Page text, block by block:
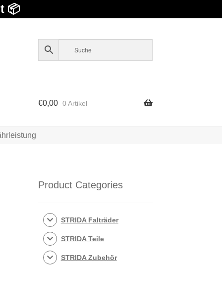
📦
€0,00 0 Artikel
Product Categories
STRIDA Falträder
STRIDA Teile
STRIDA Zubehör